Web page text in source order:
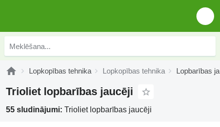
Lopkopības tehnika Lopkopības tehnika Lopbarības
Trioliet lopbarības jaucēji
55 sludinājumi: Trioliet lopbarības jaucēji